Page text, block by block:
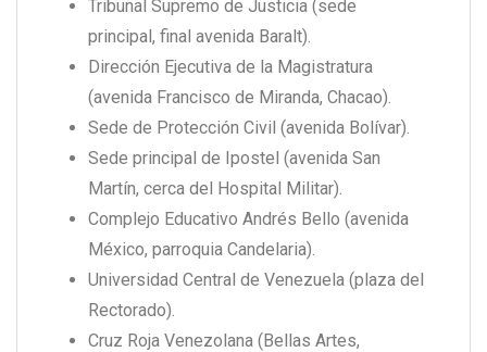
Tribunal Supremo de Justicia (sede
principal, final avenida Baralt).
Dirección Ejecutiva de la Magistratura
(avenida Francisco de Miranda, Chacao).
Sede de Protección Civil (avenida Bolívar).
Sede principal de Ipostel (avenida San
Martín, cerca del Hospital Militar).
Complejo Educativo Andrés Bello (avenida
México, parroquia Candelaria).
Universidad Central de Venezuela (plaza del
Rectorado).
Cruz Roja Venezolana (Bellas Artes,